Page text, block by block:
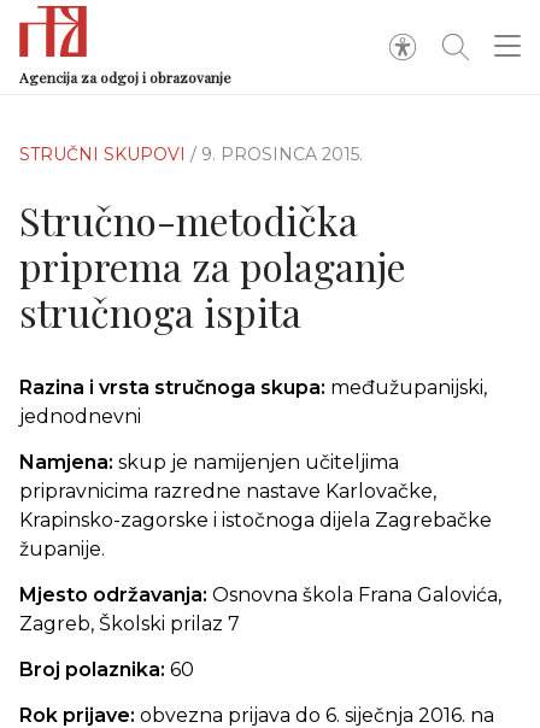
Agencija za odgoj i obrazovanje
STRUČNI SKUPOVI / 9. PROSINCA 2015.
Stručno-metodička
priprema za polaganje
stručnoga ispita
Razina i vrsta stručnoga skupa: međužupanijski,
jednodnevni
Namjena: skup je namijenjen učiteljima
pripravnicima razredne nastave Karlovačke,
Krapinsko-zagorske i istočnoga dijela Zagrebačke
županije.
Mjesto održavanja: Osnovna škola Frana Galovića,
Zagreb, Školski prilaz 7
Broj polaznika: 60
Rok prijave: obvezna prijava do 6. siječnja 2016. na